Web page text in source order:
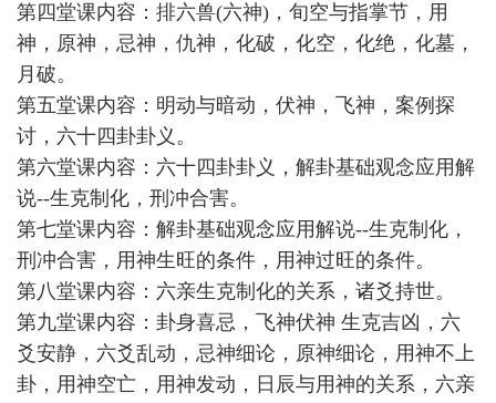
第四堂课内容：排六兽(六神)，旬空与指掌节，用
神，原神，忌神，仇神，化破，化空，化绝，化墓，
月破。
第五堂课内容：明动与暗动，伏神，飞神，案例探
讨，六十四卦卦义。
第六堂课内容：六十四卦卦义，解卦基础观念应用解
说--生克制化，刑冲合害。
第七堂课内容：解卦基础观念应用解说--生克制化，
刑冲合害，用神生旺的条件，用神过旺的条件。
第八堂课内容：六亲生克制化的关系，诸爻持世。
第九堂课内容：卦身喜忌，飞神伏神 生克吉凶，六
爻安静，六爻乱动，忌神细论，原神细论，用神不上
卦，用神空亡，用神发动，日辰与用神的关系，六亲